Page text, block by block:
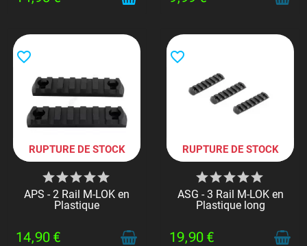
RUPTURE DE STOCK
favorite_border
APS - 2 Rail M-LOK en
Plastique
14,90 €
RUPTURE DE STOCK
favorite_border
ASG - 3 Rail M-LOK en
Plastique long
19,90 €